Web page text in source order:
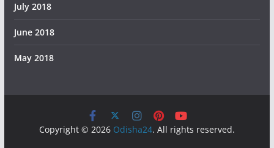
July 2018
June 2018
May 2018
Copyright © 2026 Odisha24. All rights reserved.